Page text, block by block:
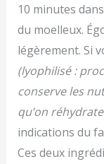
10 minutes
du moelleux.
légèrement. Si
(lyophilisé :
conserve les
qu’on
indications du
Ces deux